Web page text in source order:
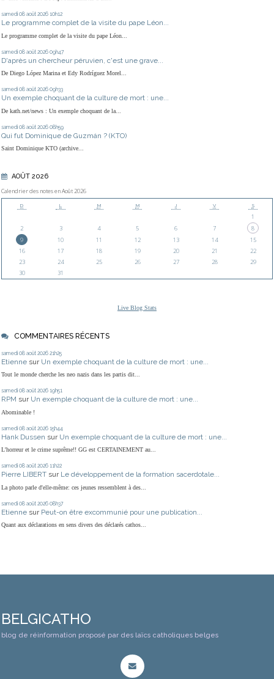
samedi 08 août 2026 10h12
Le programme complet de la visite du pape Léon...
Le programme complet de la visite du pape Léon...
samedi 08 août 2026 09h47
D'après un chercheur péruvien, c'est une grave...
De Diego López Marina et Edy Rodríguez Morel...
samedi 08 août 2026 09h33
Un exemple choquant de la culture de mort : une...
De kath.net/news : Un exemple choquant de la...
samedi 08 août 2026 08h59
Qui fut Dominique de Guzmán ? (KTO)
Saint Dominique KTO (archive...
AOÛT 2026
Calendrier des notes en Août 2026
D L M M J V S
1
2
3 4 5 6 7
8
9
10 11 12 13 14
15
16
17 18 19 20 21
22
23
24 25 26 27 28
29
30
31
Live Blog Stats
COMMENTAIRES RÉCENTS
samedi 08 août 2026 21h25
Etienne sur Un exemple choquant de la culture de mort : une...
Tout le monde cherche les neo nazis dans les partis dit...
samedi 08 août 2026 19h51
RPM sur Un exemple choquant de la culture de mort : une...
Abominable !
samedi 08 août 2026 15h44
Hank Dussen sur Un exemple choquant de la culture de mort : une...
L'horreur et le crime suprême!! GG est CERTAINEMENT au...
samedi 08 août 2026 11h22
Pierre LIBERT sur Le développement de la formation sacerdotale...
La photo parle d'elle-même: ces jeunes ressemblent à des...
samedi 08 août 2026 08h37
Etienne sur Peut-on être excommunié pour une publication...
Quant aux déclarations en sens divers des déclarés cathos...
BELGICATHO
blog de réinformation proposé par des laïcs catholiques belges